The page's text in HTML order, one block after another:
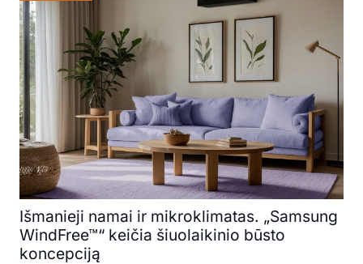
Išmanieji namai ir mikroklimatas. „Samsung
WindFree™“ keičia šiuolaikinio būsto
koncepciją